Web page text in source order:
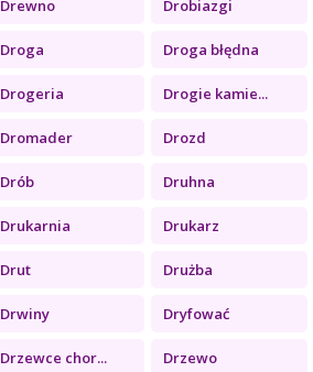
Drewno Drobiazgi
Droga Droga błędna
Drogeria Drogie kamie...
Dromader Drozd
Drób Druhna
Drukarnia Drukarz
Drut Drużba
Drwiny Dryfować
Drzewce chor... Drzewo